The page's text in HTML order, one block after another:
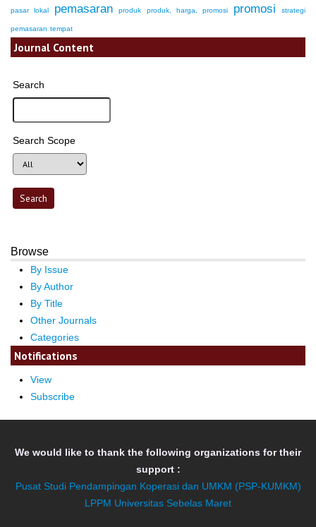
pasar lokal pemasaran produk produk, harga, promosi promosi strategi
pemasaran tempat
Journal Content
Search
Search Scope
Browse
By Issue
By Author
By Title
Other Journals
Categories
Notifications
View
Subscribe
We would like to thank the following organizations for their
support :
Pusat Studi Pendampingan Koperasi dan UMKM (PSP-KUMKM)
LPPM Universitas Sebelas Maret